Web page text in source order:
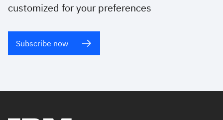
customized for your preferences
Subscribe now